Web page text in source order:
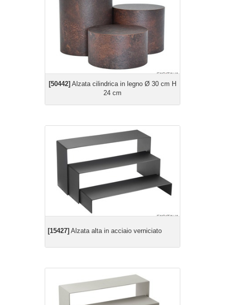
[50442] Alzata cilindrica in legno Ø 30 cm H
24 cm
[15427] Alzata alta in acciaio verniciato